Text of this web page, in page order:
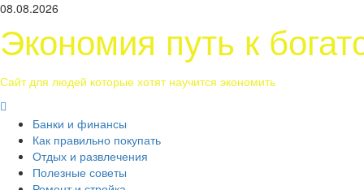
Перейти
содержимому
08.08.2026
Экономия путь к
Сайт для людей которые хотят научится экономить
менюБанки и финансы
Как правильно покупать
Отдых и развлечения
Полезные советы